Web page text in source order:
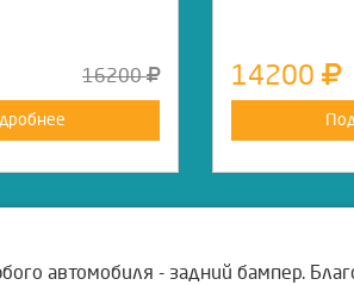
16200 14200
автомобиля - задний бампер.